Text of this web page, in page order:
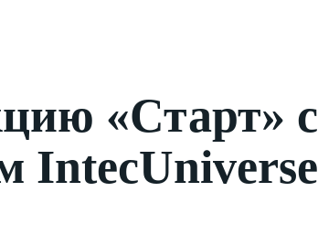
«Старт» с
IntecUniverse